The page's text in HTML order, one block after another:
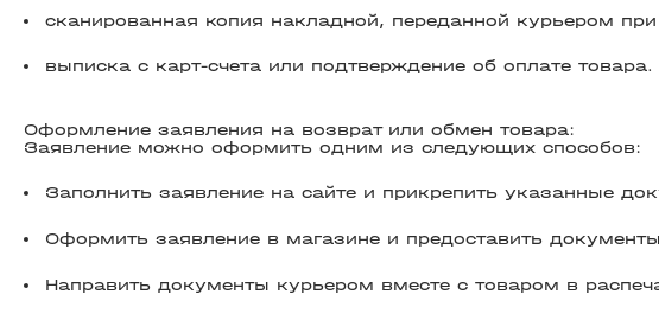
сканированная копия накладной, переданной курьером при
выписка с карт-счета или подтверждение об оплате товара.
Оформление заявления на возврат или обмен товара:
Заявление можно оформить одним из следующих способов:
Заполнить заявление на сайте и прикрепить указанные
Оформить заявление в магазине и предоставить
Направить документы курьером вместе с товаром в